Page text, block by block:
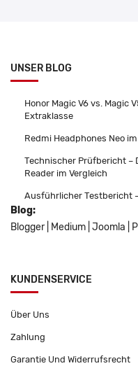
UNSER BLOG
Honor Magic V6 vs. Magic
Extraklasse
Redmi Headphones Neo
Technischer Prüfbericht –
Reader im Vergleich
Ausführlicher Testbericht
Blog:
Blogger
Medium Joomla
KUNDENSERVICE
Über Uns
Zahlung
Garantie Und Widerrufsrecht